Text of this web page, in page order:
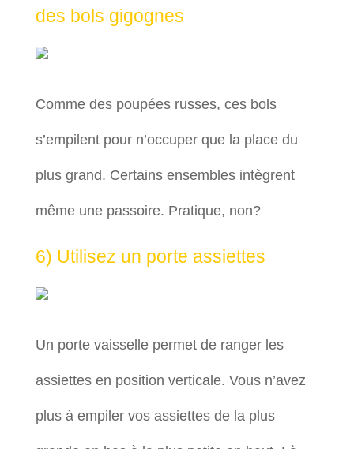
des bols gigognes
Comme des poupées russes, ces bols
s’empilent pour n’occuper que la place du
plus grand. Certains ensembles intègrent
même une passoire. Pratique, non?
6) Utilisez un porte assiettes
Un porte vaisselle permet de ranger les
assiettes en position verticale. Vous n’avez
plus à empiler vos assiettes de la plus